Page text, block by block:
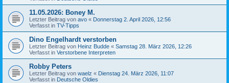
11.05.2026: Boney M.
Letzter Beitrag von avo « Donnerstag 2. April 2026, 12:56
Verfasst in TV-Tipps
Dino Engelhardt verstorben
Letzter Beitrag von Heinz Budde « Samstag 28. März 2026, 12:26
Verfasst in Verstorbene Interpreten
Robby Peters
Letzter Beitrag von waelz « Dienstag 24. März 2026, 11:07
Verfasst in Deutsche Oldies